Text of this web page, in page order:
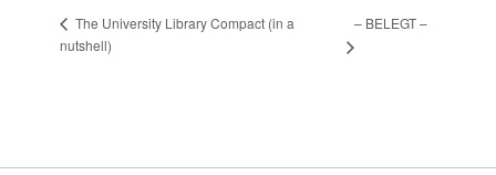
The University Library Compact (in a
nutshell)
– BELEGT –